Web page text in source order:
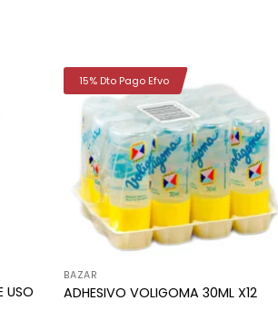
de
USO
a la
lista de
deseos
BAZAR
ADHESIVO VOLIGOMA 30ML X12
15% Dto Pago Efvo